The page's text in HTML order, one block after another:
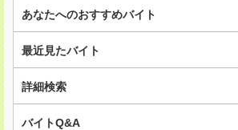
あなたへのおすすめバイト
最近見たバイト
詳細検索
バイトQ&A